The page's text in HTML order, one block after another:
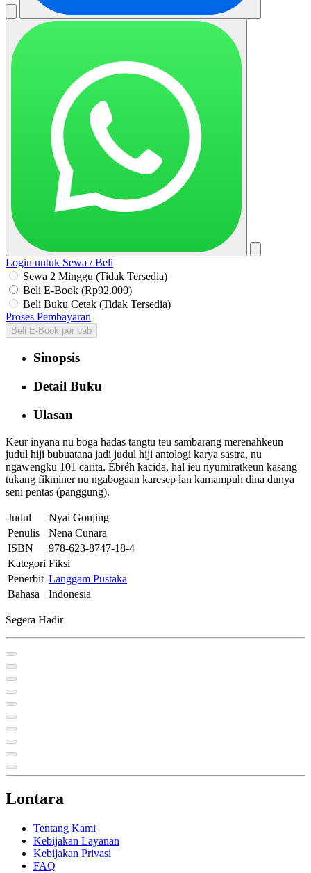
Login untuk Sewa / Beli
Sewa 2 Minggu (Tidak Tersedia)
Beli E-Book (Rp92.000)
Beli Buku Cetak (Tidak Tersedia)
Proses Pembayaran
Beli E-Book per bab
Sinopsis
Detail Buku
Ulasan
Keur inyana nu boga hadas tangtu teu sambarang merenahkeun
judul hiji bubuatana jadi judul hiji antologi karya sastra, nu
ngawengku 101 carita. Ébréh kacida, hal ieu nyumiratkeun kasang
tukang fikminer nu ngabogaan karesep lan kamampuh dina dunya
seni pentas (panggung).
Judul
Nyai Gonjing
Penulis
Nena Cunara
ISBN
978-623-8747-18-4
Kategori Fiksi
Penerbit Langgam Pustaka
Bahasa
Indonesia
Segera Hadir
Lontara
Tentang Kami
Kebijakan Layanan
Kebijakan Privasi
FAQ